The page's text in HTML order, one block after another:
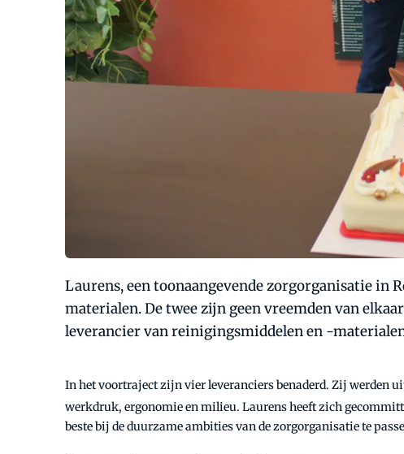
Laurens, een toonaangevende zorgorganisatie
materialen. De twee zijn geen vreemden van
leverancier van reinigingsmiddelen en -
In het voortraject zijn vier leveranciers benaderd. Zij werden
werkdruk, ergonomie en milieu. Laurens heeft zich
beste bij de duurzame ambities van de zorgorganisatie te